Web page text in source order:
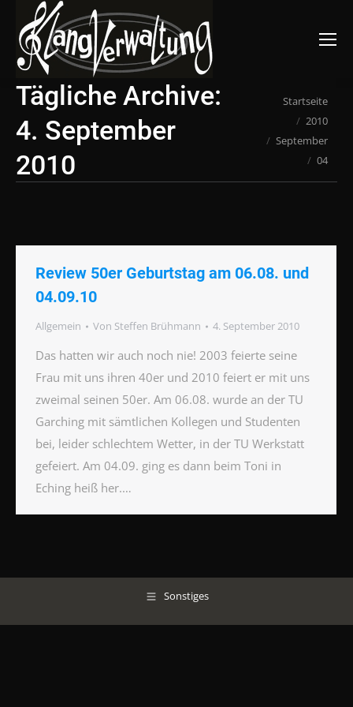
Suchen:
Tägliche Archive:
4. September
2010
Du bist hier:Startseite
2010
September
04
Review 50er Geburtstag am 06.08. und
04.09.10
Allgemein Von Steffen Brühmann 4. September 2010
Das hatten wir auch noch nie! 2003 feierte seine
Frau mit uns ihren 40er und 2010 feiert er mit uns
zweimal seinen 50er. Am 06.08. wurde an der TU
Garching mit sämtlichen Kollegen und Studenten
bei, leider schlechtem Wetter, in der TU Werkstatt
gefeiert. Am 04.09. ging es dann beim Toni in
Eching heiß her.…
Sonstiges